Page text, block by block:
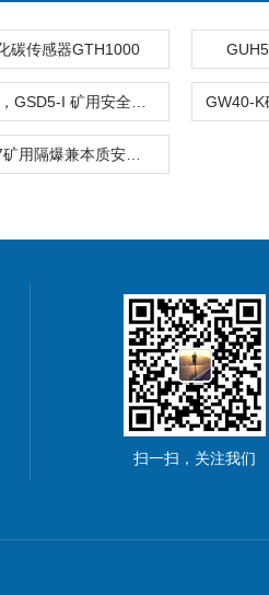
碳传感器GTH1000
触发器模块
相触发器模块 扫一扫，关注我们